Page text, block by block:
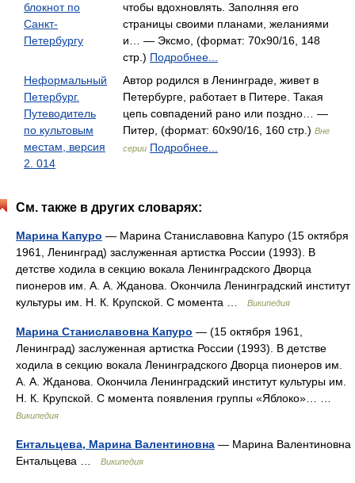
блокнот по
Санкт-
Петербургу
чтобы вдохновлять. Заполняя его
страницы своими планами, желаниями
и… — Эксмо, (формат: 70x90/16, 148
стр.) Подробнее...
Неформальный
Петербург.
Путеводитель
по культовым
местам, версия
2. 014
Автор родился в Ленинграде, живет в
Петербурге, работает в Питере. Такая
цепь совпадений рано или поздно… —
Питер, (формат: 60x90/16, 160 стр.) Вне
серии Подробнее...
См. также в других словарях:
Марина Капуро — Марина Станиславовна Капуро (15 октября
1961, Ленинград) заслуженная артистка России (1993). В
детстве ходила в секцию вокала Ленинградского Дворца
пионеров им. А. А. Жданова. Окончила Ленинградский институт
культуры им. Н. К. Крупской. С момента …
Википедия
Марина Станиславовна Капуро — (15 октября 1961,
Ленинград) заслуженная артистка России (1993). В детстве
ходила в секцию вокала Ленинградского Дворца пионеров им.
А. А. Жданова. Окончила Ленинградский институт культуры им.
Н. К. Крупской. С момента появления группы «Яблоко»… …
Википедия
Ентальцева, Марина Валентиновна — Марина Валентиновна
Ентальцева …
Википедия